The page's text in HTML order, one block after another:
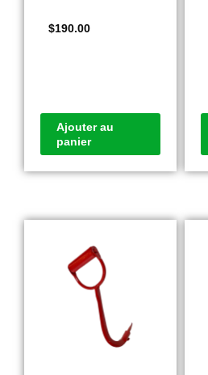
$190.00
Ajouter au
panier